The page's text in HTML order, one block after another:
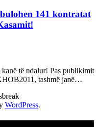
141 kontratat
të ndalur! Pas publikimit
tashmë janë…
WordPress.